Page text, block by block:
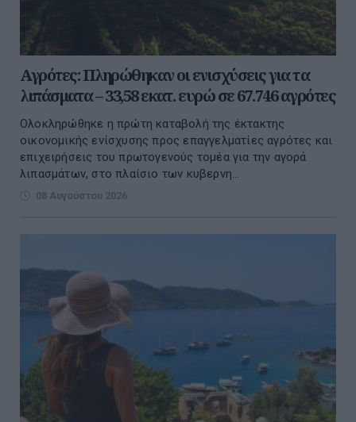
Αγρότες: Πληρώθηκαν οι ενισχύσεις για τα
λιπάσματα – 33,58 εκατ. ευρώ σε 67.746 αγρότες
Ολοκληρώθηκε η πρώτη καταβολή της έκτακτης
οικονομικής ενίσχυσης προς επαγγελματίες αγρότες και
επιχειρήσεις του πρωτογενούς τομέα για την αγορά
λιπασμάτων, στο πλαίσιο των κυβερνη...
08 Αυγούστου 2026